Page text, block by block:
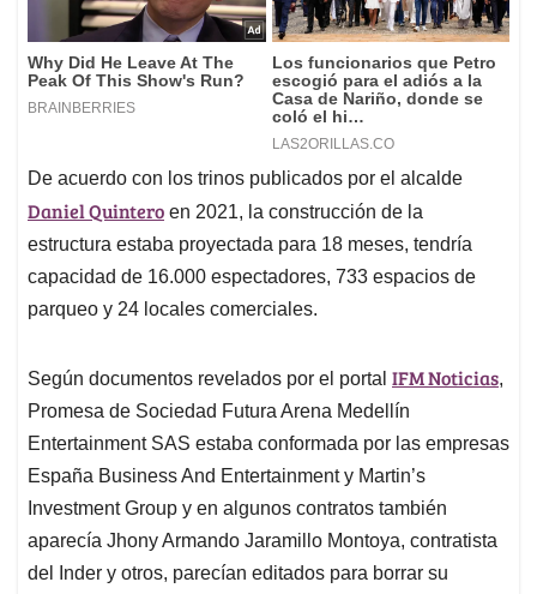
De acuerdo con los trinos publicados por el alcalde
Daniel Quintero en 2021, la construcción de la
estructura estaba proyectada para 18 meses, tendría
capacidad de 16.000 espectadores, 733 espacios de
parqueo y 24 locales comerciales.
Según documentos revelados por el portal IFM Noticias,
Promesa de Sociedad Futura Arena Medellín
Entertainment SAS estaba conformada por las empresas
España Business And Entertainment y Martin’s
Investment Group y en algunos contratos también
aparecía Jhony Armando Jaramillo Montoya, contratista
del Inder y otros, parecían editados para borrar su